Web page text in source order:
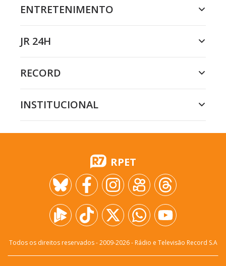
ENTRETENIMENTO
JR 24H
RECORD
INSTITUCIONAL
RPET
Todos os direitos reservados - 2009-2026- Rádio e Televisão Record S.A